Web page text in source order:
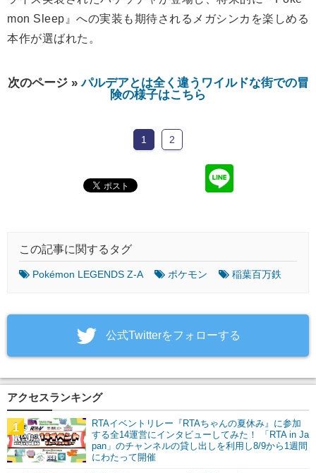
mon Sleep』への実装も期待されるメガシンカを楽しめる
本作が選ばれた。
次のページ »パルデアとは全く違うワイルドな街での冒
険の様子はこちら
1 2
この記事に関するタグ
Pokémon LEGENDS Z-A ポケモン 稲葉百万鉄
‎公式Twitterをフォローする
アクセスランキング
RTAイベントリレー『RTAちゃんの夏休み』に参加
する全14運営にインタビューしてみた！ 「RTA in Ja
pan」のチャンネルの貸し出しを利用し8/9から1週間
にわたって開催
1